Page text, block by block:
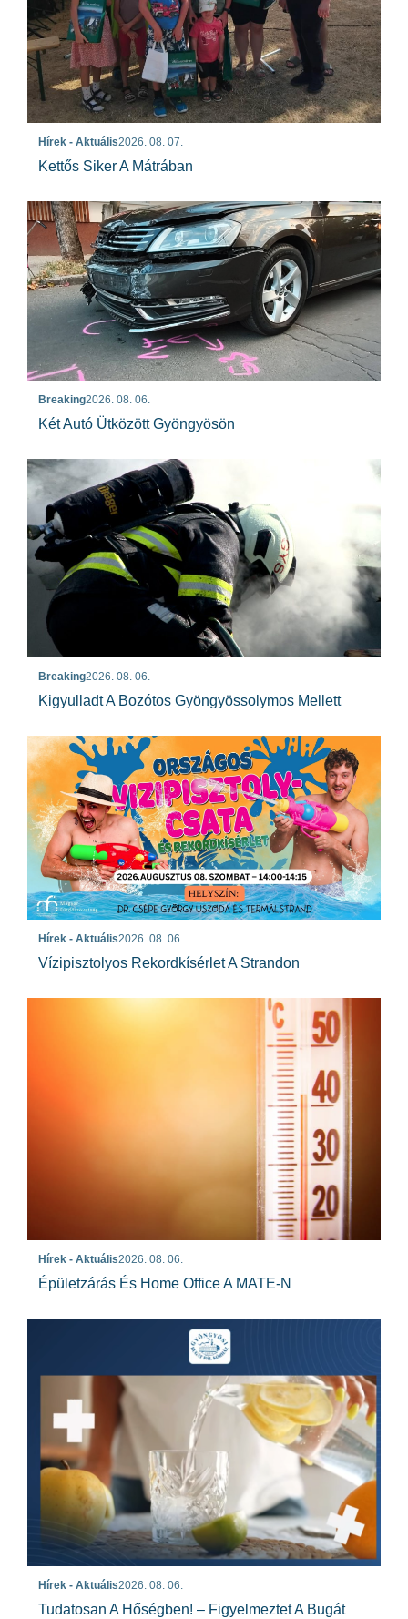
Hírek - Aktuális2026. 08. 07.
Kettős Siker A Mátrában
Breaking2026. 08. 06.
Két Autó Ütközött Gyöngyösön
Breaking2026. 08. 06.
Kigyulladt A Bozótos Gyöngyössolymos Mellett
Hírek - Aktuális2026. 08. 06.
Vízipisztolyos Rekordkísérlet A Strandon
Hírek - Aktuális2026. 08. 06.
Épületzárás És Home Office A MATE-N
Hírek - Aktuális2026. 08. 06.
Tudatosan A Hőségben! – Figyelmeztet A Bugát